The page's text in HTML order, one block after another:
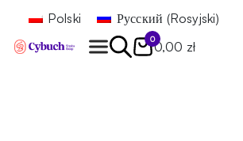
Polski Русский (Rosyjski)
0
0,00 zł